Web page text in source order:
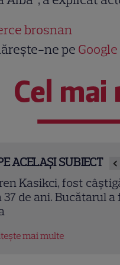
brosnan
ne pe
Cel mai
ACELAȘI SUBIECT
Kasikci, fost
37 de ani. Bucătarul
mai multe